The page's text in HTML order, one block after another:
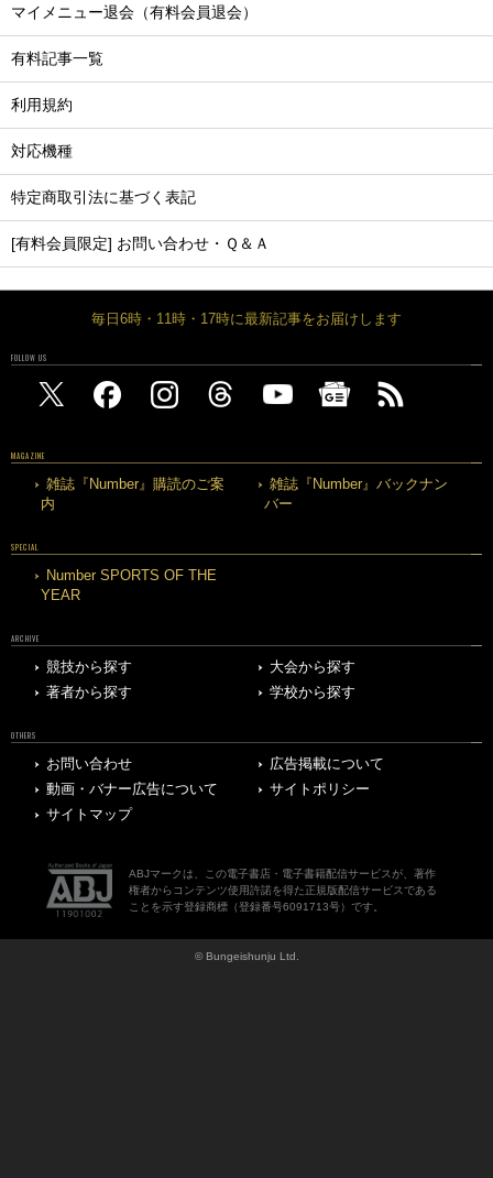
マイメニュー退会（有料会員退会）
有料記事一覧
利用規約
対応機種
特定商取引法に基づく表記
[有料会員限定] お問い合わせ・Ｑ＆Ａ
毎日6時・11時・17時に最新記事をお届けします
FOLLOW US
MAGAZINE
雑誌『Number』購読のご案
内
雑誌『Number』バックナン
バー
SPECIAL
Number SPORTS OF THE
YEAR
ARCHIVE
競技から探す
大会から探す
著者から探す
学校から探す
OTHERS
お問い合わせ
広告掲載について
動画・バナー広告について
サイトポリシー
サイトマップ
ABJマークは、この電子書店・電子書籍配信サービスが、著作
権者からコンテンツ使用許諾を得た正規版配信サービスである
ことを示す登録商標（登録番号6091713号）です。
© Bungeishunju Ltd.